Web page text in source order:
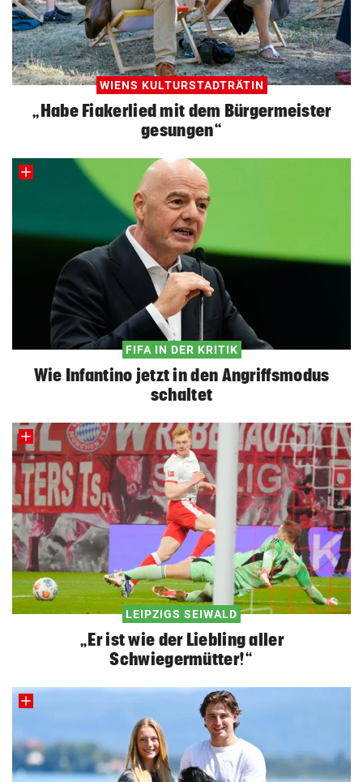
WIENS KULTURSTADTRÄTIN
„Habe Fiakerlied mit dem Bürgermeister
gesungen“
FIFA IN DER KRITIK
Wie Infantino jetzt in den Angriffsmodus
schaltet
LEIPZIGS SEIWALD
„Er ist wie der Liebling aller
Schwiegermütter!“